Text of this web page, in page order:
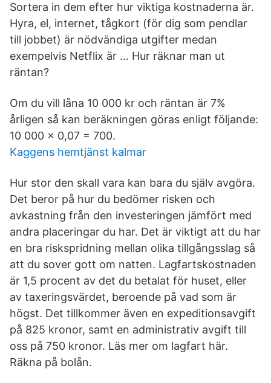
Sortera in dem efter hur viktiga kostnaderna är.
Hyra, el, internet, tågkort (för dig som pendlar
till jobbet) är nödvändiga utgifter medan
exempelvis Netflix är … Hur räknar man ut
räntan?
Om du vill låna 10 000 kr och räntan är 7%
årligen så kan beräkningen göras enligt följande:
10 000 x 0,07 = 700.
Kaggens hemtjänst kalmar
Hur stor den skall vara kan bara du själv avgöra.
Det beror på hur du bedömer risken och
avkastning från den investeringen jämfört med
andra placeringar du har. Det är viktigt att du har
en bra riskspridning mellan olika tillgångsslag så
att du sover gott om natten. Lagfartskostnaden
är 1,5 procent av det du betalat för huset, eller
av taxeringsvärdet, beroende på vad som är
högst. Det tillkommer även en expeditionsavgift
på 825 kronor, samt en administrativ avgift till
oss på 750 kronor. Läs mer om lagfart här.
Räkna på bolån.